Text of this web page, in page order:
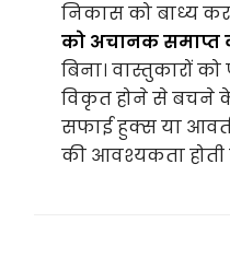
निकास को बाध्य
को अचानक समाप्त
बिना। वास्तुकारों
विकृत होने से बचने
सफाई हुक्स या
की आवश्यकता होती